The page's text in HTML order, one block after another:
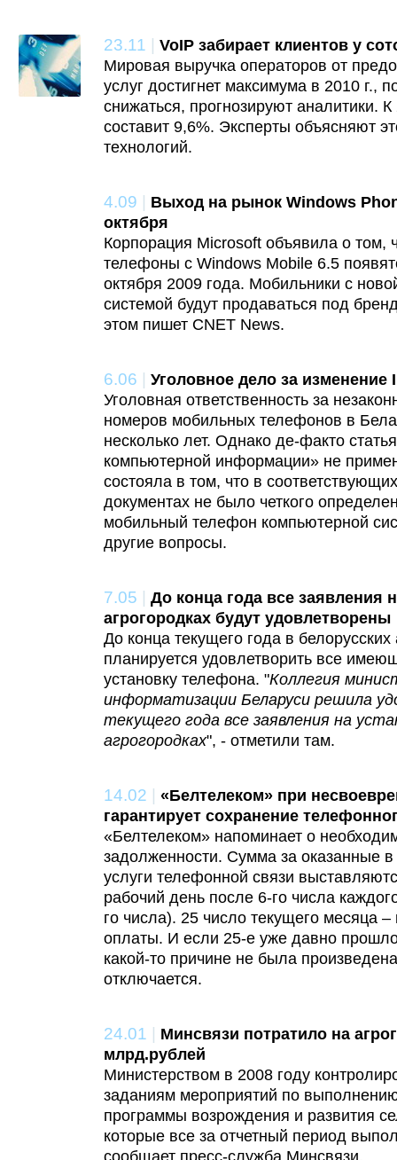
23.11 | VoIP забирает клиентов у
Мировая выручка операторов от
услуг достигнет максимума в 2010 г.,
снижаться, прогнозируют аналитики.
составит 9,6%. Эксперты объясняют
технологий.
4.09 | Выход на рынок Windows
октября
Корпорация Microsoft объявила о том,
телефоны с Windows Mobile 6.5
октября 2009 года. Мобильники с
системой будут продаваться под
этом пишет CNET News.
6.06 | Уголовное дело за изменение
Уголовная ответственность за
номеров мобильных телефонов в
несколько лет. Однако де-факто
компьютерной информации» не
состояла в том, что в
документах не было четкого
мобильный телефон компьютерной
другие вопросы.
7.05 | До конца года все заявления
агрогородках будут удовлетворены
До конца текущего года в белорусских
планируется удовлетворить все
установку телефона. "Коллегия
информатизации Беларуси решила
текущего года все заявления на
агрогородках", - отметили там.
14.02 | «Белтелеком» при
гарантирует сохранение
«Белтелеком» напоминает о
задолженности. Сумма за оказанные
услуги телефонной связи
рабочий день после 6-го числа
го числа). 25 число текущего месяца
оплаты. И если 25-е уже давно
какой-то причине не была
отключается.
24.01 | Минсвязи потратило на
млрд.рублей
Министерством в 2008 году
заданиям мероприятий по
программы возрождения и развития
которые все за отчетный период
сообщает пресс-служба Минсвязи.